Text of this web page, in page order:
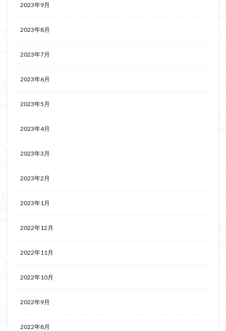
2023年9月
2023年8月
2023年7月
2023年6月
2023年5月
2023年4月
2023年3月
2023年2月
2023年1月
2022年12月
2022年11月
2022年10月
2022年9月
2022年8月